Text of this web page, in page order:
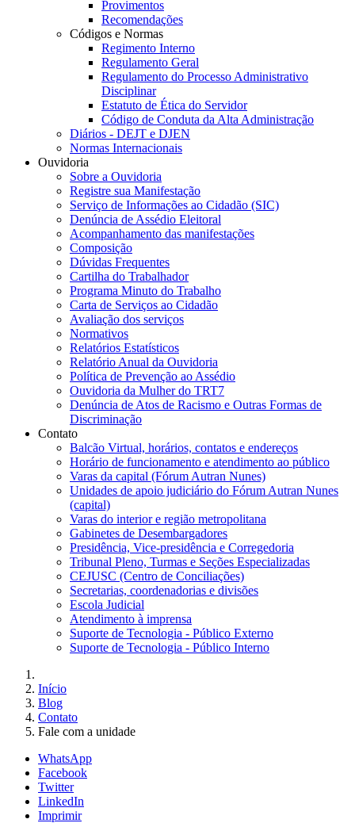
Provimentos
Recomendações
Códigos e Normas
Regimento Interno
Regulamento Geral
Regulamento do Processo Administrativo
Disciplinar
Estatuto de Ética do Servidor
Código de Conduta da Alta Administração
Diários - DEJT e DJEN
Normas Internacionais
Ouvidoria
Sobre a Ouvidoria
Registre sua Manifestação
Serviço de Informações ao Cidadão (SIC)
Denúncia de Assédio Eleitoral
Acompanhamento das manifestações
Composição
Dúvidas Frequentes
Cartilha do Trabalhador
Programa Minuto do Trabalho
Carta de Serviços ao Cidadão
Avaliação dos serviços
Normativos
Relatórios Estatísticos
Relatório Anual da Ouvidoria
Política de Prevenção ao Assédio
Ouvidoria da Mulher do TRT7
Denúncia de Atos de Racismo e Outras Formas de
Discriminação
Contato
Balcão Virtual, horários, contatos e endereços
Horário de funcionamento e atendimento ao público
Varas da capital (Fórum Autran Nunes)
Unidades de apoio judiciário do Fórum Autran Nunes
(capital)
Varas do interior e região metropolitana
Gabinetes de Desembargadores
Presidência, Vice-presidência e Corregedoria
Tribunal Pleno, Turmas e Seções Especializadas
CEJUSC (Centro de Conciliações)
Secretarias, coordenadorias e divisões
Escola Judicial
Atendimento à imprensa
Suporte de Tecnologia - Público Externo
Suporte de Tecnologia - Público Interno
Início
Blog
Contato
Fale com a unidade
WhatsApp
Facebook
Twitter
LinkedIn
Imprimir